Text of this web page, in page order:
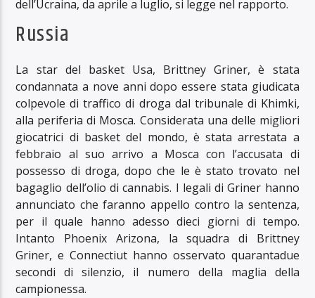
dell’Ucraina, da aprile a luglio, si legge nel rapporto.
Russia
La star del basket Usa, Brittney Griner, è stata
condannata a nove anni dopo essere stata giudicata
colpevole di traffico di droga dal tribunale di Khimki,
alla periferia di Mosca. Considerata una delle migliori
giocatrici di basket del mondo, è stata arrestata a
febbraio al suo arrivo a Mosca con l’accusata di
possesso di droga, dopo che le è stato trovato nel
bagaglio dell’olio di cannabis. I legali di Griner hanno
annunciato che faranno appello contro la sentenza,
per il quale hanno adesso dieci giorni di tempo.
Intanto Phoenix Arizona, la squadra di Brittney
Griner, e Connectiut hanno osservato quarantadue
secondi di silenzio, il numero della maglia della
campionessa.